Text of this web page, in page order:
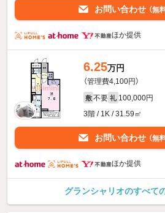
お問い合わせ （無
ほか提供
6.25万円
（管理費4,100円）
敷 不要 礼 100,000円
3階 / 1K / 31.59㎡
お問い合わせ （無
ほか提供
グランシャリオのすべて